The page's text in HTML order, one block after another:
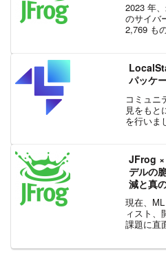
2023 年
のサイバ
2,769 も
加して
ウ...
パッケ
コミュニ
見をもと
を行いま
の月額
ス プロ
JFrog
デルの
減と真
現在、
ィスト、
課題に直
らセキュ